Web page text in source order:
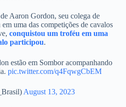
Aaron Gordon, seu colega de
uma das competições de cavalos
conquistou um troféu em uma
participou.
estão em Sombor acompanhando
pic.twitter.com/q4FqwgCbEM
August 13, 2023